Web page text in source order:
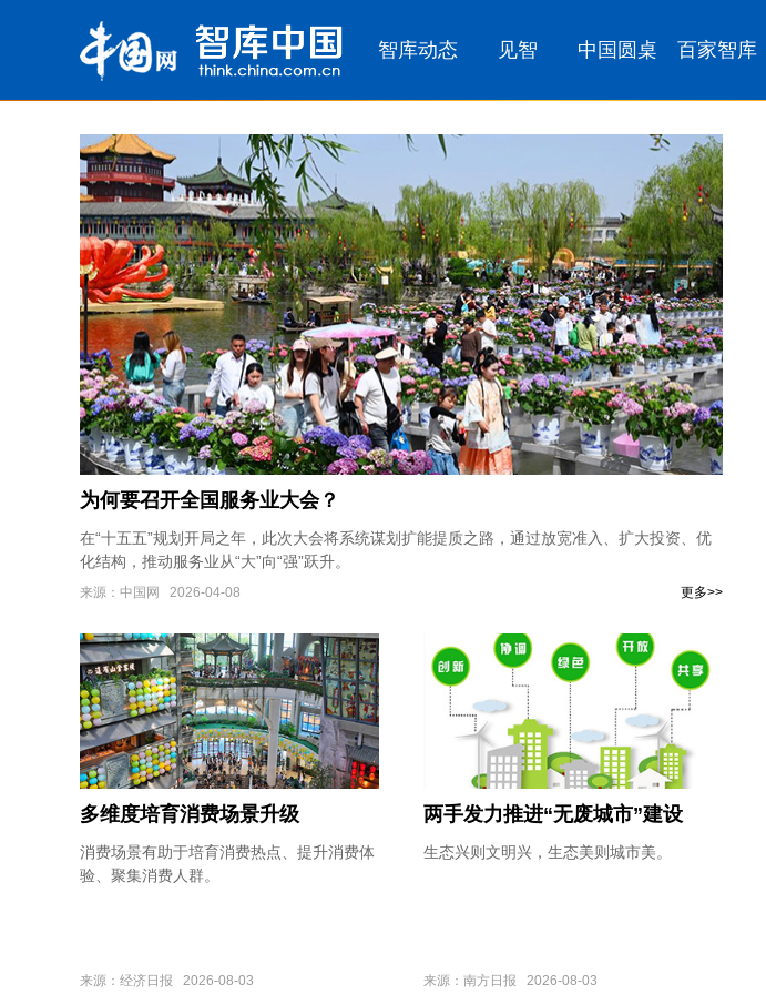
为何要召开全国服务业大会？
在“十五五”规划开局之年，此次大会将系统谋划扩能提质之路，通过放宽准入、扩大投资、优
化结构，推动服务业从“大”向“强”跃升。
更多>>
来源：中国网 2026-04-08
多维度培育消费场景升级
消费场景有助于培育消费热点、提升消费体
验、聚集消费人群。
来源：经济日报 2026-08-03
两手发力推进“无废城市”建设
生态兴则文明兴，生态美则城市美。
来源：南方日报 2026-08-03